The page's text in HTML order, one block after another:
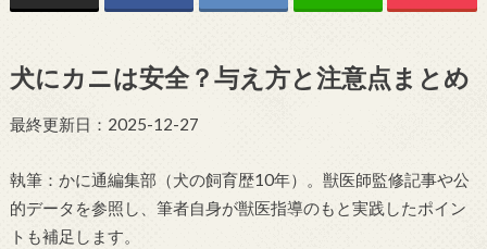
犬にカニは安全？与え方と注意点まとめ
最終更新日：2025-12-27
執筆：かに通編集部（犬の飼育歴10年）。獣医師監修記事や公
的データを参照し、筆者自身が獣医指導のもと実践したポイン
トも補足します。